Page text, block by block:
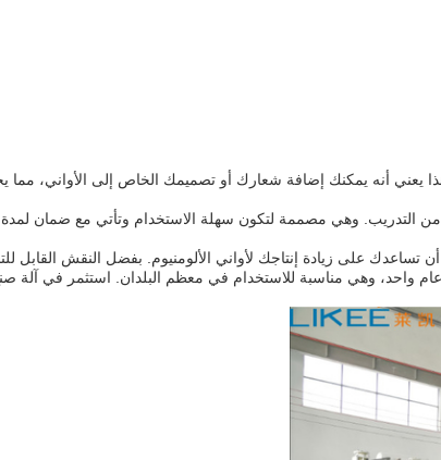
أنه يمكنك إضافة شعارك أو تصميمك الخاص إلى الأواني، مما
التدريب. وهي مصممة لتكون سهلة الاستخدام وتأتي مع ضمان
تساعدك على زيادة إنتاجك لأواني الألومنيوم. بفضل النقش القابل
وهي مناسبة للاستخدام في معظم البلدان. استثمر في آلة صنع